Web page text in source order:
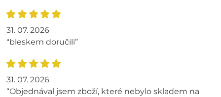
31. 07. 2026
“bleskem doručili”
31. 07. 2026
“Objednával jsem zboží, které nebylo skladem na